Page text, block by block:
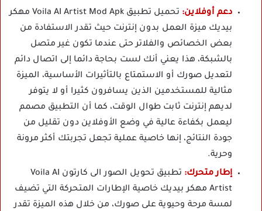
دعم أوفلاين:
تحميل تطبيق Voila AI Artist Mod Apk مهكر
بيديك ميزة العمل بدون إنترنت حيث تقدر الاستفادة من
بعض الخصائص والفلاتر حتى عندما تكون غير متصل
بالشبكة، هذا يعني أنك لست بحاجة دائما إلى اتصال دائم
لتعديل صورك أو الاستمتاع بالتأثيرات الأساسية، الميزة
مثالية للمستخدمين الذين يسافرون كثيرا أو لا يتوفر
لديهم إنترنت ثابت طوال الوقت، كما أن التطبيق مصمم
ليعمل بكفاءة عالية في وضع الأوفلاين دون تقليل من
جودة النتائج، إنها خاصية عملية تجعل تجربتك أكثر مرونة
وحرية.
إطار متحرك:
تطبيق تحويل الصور الى كارتون Voila AI
Artist مهكر بيديك خاصية الإطارات المتحركة التي تضيف
لمسة مرحة وحيوية على صورك، من خلال هذه الميزة تقدر